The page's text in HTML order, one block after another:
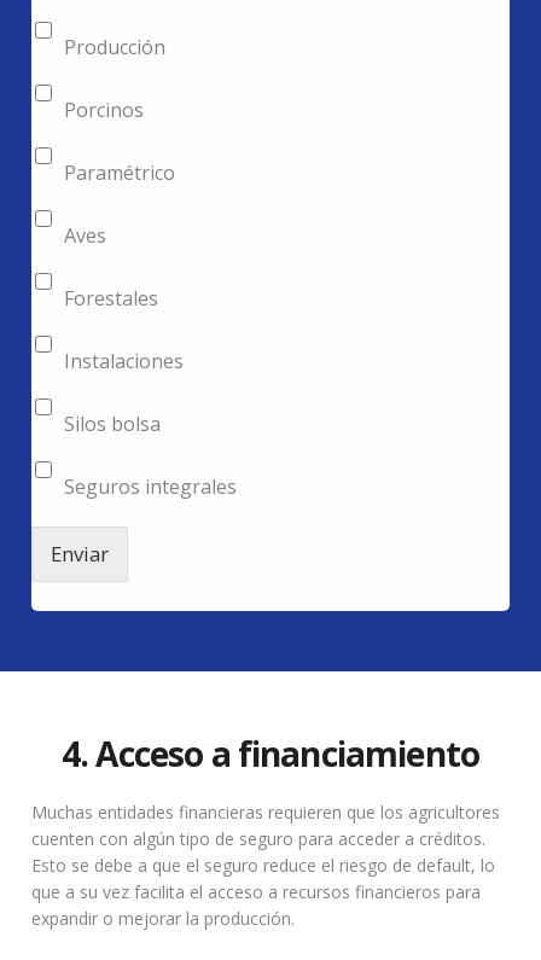
Producción
Porcinos
Paramétrico
Aves
Forestales
Instalaciones
Silos bolsa
Seguros integrales
Enviar
4. Acceso a financiamiento
Muchas entidades financieras requieren que los agricultores
cuenten con algún tipo de seguro para acceder a créditos.
Esto se debe a que el seguro reduce el riesgo de default, lo
que a su vez facilita el acceso a recursos financieros para
expandir o mejorar la producción.